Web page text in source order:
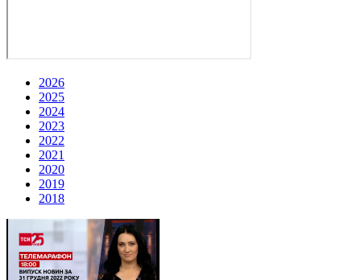
2026
2025
2024
2023
2022
2021
2020
2019
2018